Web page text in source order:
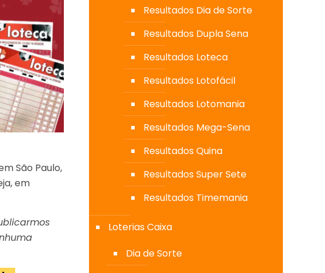
São Paulo,
em
Resultados Dia de Sorte
Resultados Dupla Sena
Resultados Loteca
Resultados Lotofácil
Resultados Lotomania
Resultados Mega-Sena
Resultados Quina
Resultados Super Sete
Resultados Timemania
Loterias Caixa
Dia de Sorte